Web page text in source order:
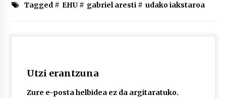
Tagged # EHU# gabriel aresti# udako iakstaroa
Utzi erantzuna
Zure e-posta helbidea ez da argitaratuko.